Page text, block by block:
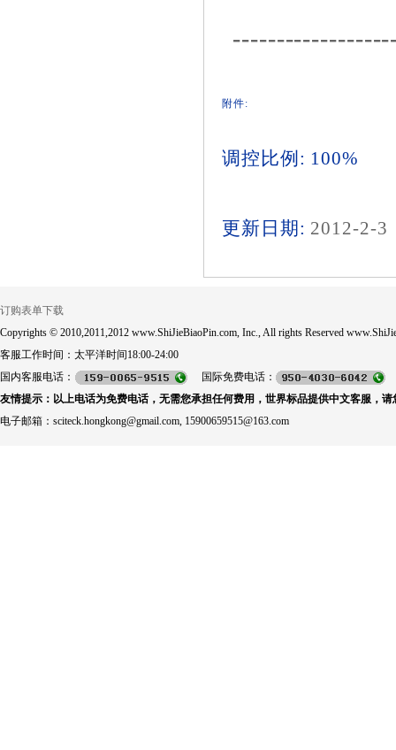
附件:
调控比例: 100%
更新日期: 2012-2-3
订购表单下载
Copyrights © 2010,2011,2012 www.ShiJieBiaoPin.com, Inc., All rights Reserved
客服工作时间：太平洋时间18:00-24:00
国内客服电话：
国际免费电话：
友情提示：以上电话为免费电话，无需您承担任何费用，世界标品提供中文客服，请
电子邮箱：sciteck.hongkong@gmail.com, 15900659515@163.com